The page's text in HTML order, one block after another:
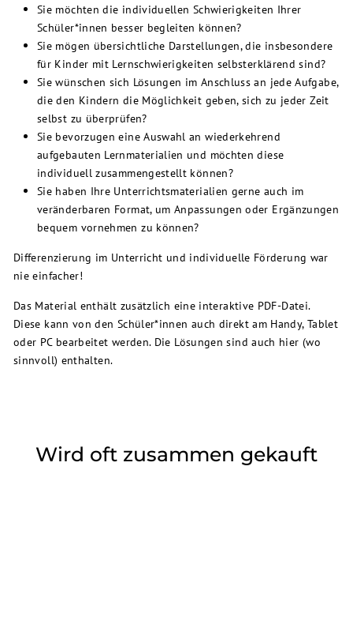
Sie möchten die individuellen Schwierigkeiten Ihrer
Schüler*innen besser begleiten können?
Sie mögen übersichtliche Darstellungen, die insbesondere
für Kinder mit Lernschwierigkeiten selbsterklärend sind?
Sie wünschen sich Lösungen im Anschluss an jede Aufgabe,
die den Kindern die Möglichkeit geben, sich zu jeder Zeit
selbst zu überprüfen?
Sie bevorzugen eine Auswahl an wiederkehrend
aufgebauten Lernmaterialien und möchten diese
individuell zusammengestellt können?
Sie haben Ihre Unterrichtsmaterialien gerne auch im
veränderbaren Format, um Anpassungen oder Ergänzungen
bequem vornehmen zu können?
Differenzierung im Unterricht und individuelle Förderung war
nie einfacher!
Das Material enthält zusätzlich eine interaktive PDF-Datei.
Diese kann von den Schüler*innen auch direkt am Handy, Tablet
oder PC bearbeitet werden. Die Lösungen sind auch hier (wo
sinnvoll) enthalten.
Wird oft zusammen gekauft